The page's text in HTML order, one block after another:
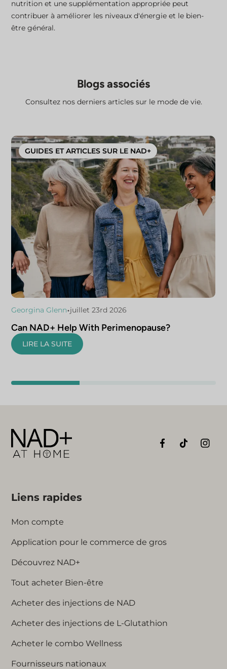
nutrition et une supplémentation appropriée peut
contribuer à améliorer les niveaux d'énergie et le bien-
être général.
Blogs associés
Consultez nos derniers articles sur le mode de vie.
GUIDES ET ARTICLES SUR LE NAD+
Georgina Glenn•juillet 23rd 2026
Can NAD+ Help With Perimenopause?
LIRE LA SUITE
Liens rapides
Mon compte
Application pour le commerce de gros
Découvrez NAD+
Tout acheter Bien-être
Acheter des injections de NAD
Acheter des injections de L-Glutathion
Acheter le combo Wellness
Fournisseurs nationaux